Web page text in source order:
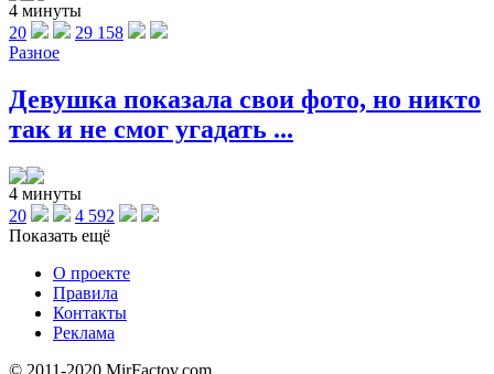
4 минуты
20
29 158
Разное
Девушка показала свои фото, но никто
так и не смог угадать ...
4 минуты
20
4 592
Показать ещё
О проекте
Правила
Контакты
Реклама